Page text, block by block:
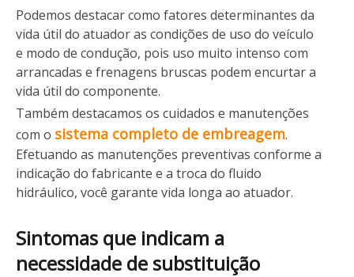
Podemos destacar como fatores determinantes da
vida útil do atuador as condições de uso do veículo
e modo de condução, pois uso muito intenso com
arrancadas e frenagens bruscas podem encurtar a
vida útil do componente.
Também destacamos os cuidados e manutenções
com o sistema completo de embreagem.
Efetuando as manutenções preventivas conforme a
indicação do fabricante e a troca do fluido
hidráulico, você garante vida longa ao atuador.
Sintomas que indicam a
necessidade de substituição